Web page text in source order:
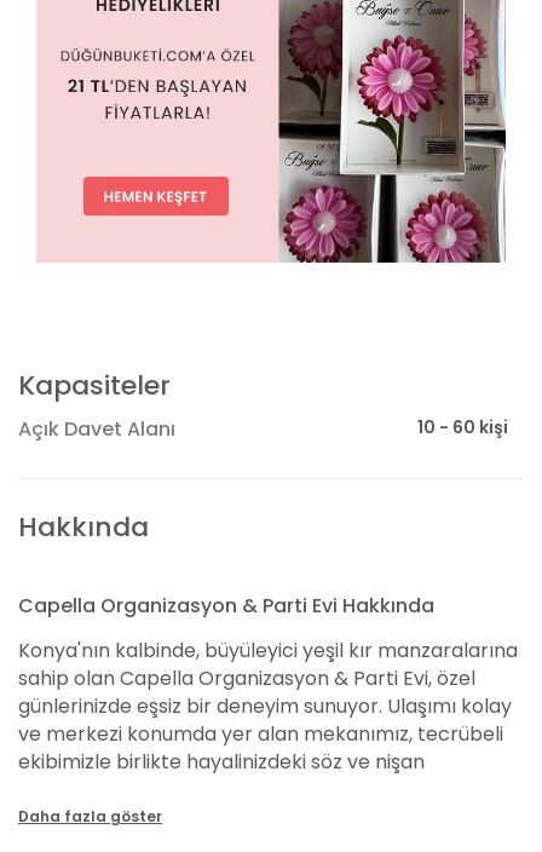
Kapasiteler
Açık Davet Alanı 10 - 60 kişi
Hakkında
Capella Organizasyon & Parti Evi Hakkında
Konya'nın kalbinde, büyüleyici yeşil kır manzaralarına
sahip olan Capella Organizasyon & Parti Evi, özel
günlerinizde eşsiz bir deneyim sunuyor. Ulaşımı kolay
ve merkezi konumda yer alan mekanımız, tecrübeli
ekibimizle birlikte hayalinizdeki söz ve nişan
gelen organizasyon mekanlarından biri olarak, dans
Daha fazla göster